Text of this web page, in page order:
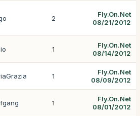
2
Fly.On.Net
08/21/2012
1
Fly.On.Net
08/14/2012
1
Fly.On.Net
08/09/2012
1
Fly.On.Net
08/01/2012